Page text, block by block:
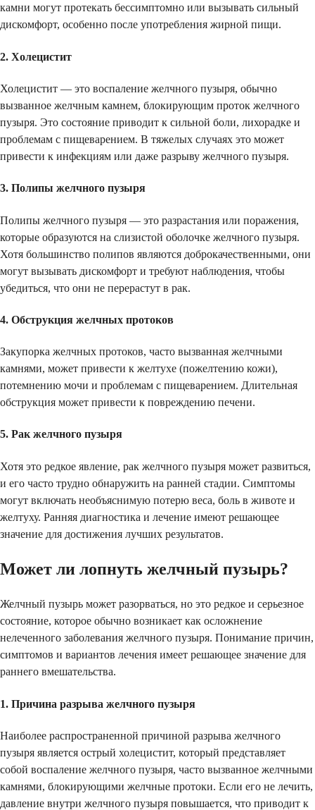
камни могут протекать бессимптомно или вызывать сильный
дискомфорт, особенно после употребления жирной пищи.
2. Холецистит
Холецистит — это воспаление желчного пузыря, обычно
вызванное желчным камнем, блокирующим проток желчного
пузыря. Это состояние приводит к сильной боли, лихорадке и
проблемам с пищеварением. В тяжелых случаях это может
привести к инфекциям или даже разрыву желчного пузыря.
3. Полипы желчного пузыря
Полипы желчного пузыря — это разрастания или поражения,
которые образуются на слизистой оболочке желчного пузыря.
Хотя большинство полипов являются доброкачественными, они
могут вызывать дискомфорт и требуют наблюдения, чтобы
убедиться, что они не перерастут в рак.
4. Обструкция желчных протоков
Закупорка желчных протоков, часто вызванная желчными
камнями, может привести к желтухе (пожелтению кожи),
потемнению мочи и проблемам с пищеварением. Длительная
обструкция может привести к повреждению печени.
5. Рак желчного пузыря
Хотя это редкое явление, рак желчного пузыря может развиться,
и его часто трудно обнаружить на ранней стадии. Симптомы
могут включать необъяснимую потерю веса, боль в животе и
желтуху. Ранняя диагностика и лечение имеют решающее
значение для достижения лучших результатов.
Может ли лопнуть желчный пузырь?
Желчный пузырь может разорваться, но это редкое и серьезное
состояние, которое обычно возникает как осложнение
нелеченного заболевания желчного пузыря. Понимание причин,
симптомов и вариантов лечения имеет решающее значение для
раннего вмешательства.
1. Причина разрыва желчного пузыря
Наиболее распространенной причиной разрыва желчного
пузыря является острый холецистит, который представляет
собой воспаление желчного пузыря, часто вызванное желчными
камнями, блокирующими желчные протоки. Если его не лечить,
давление внутри желчного пузыря повышается, что приводит к